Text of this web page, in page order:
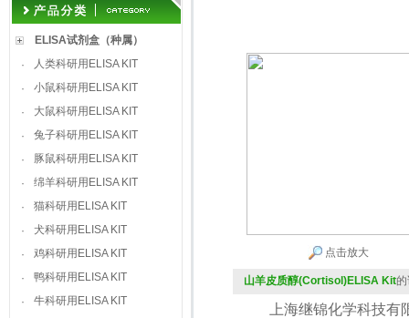
ELISA试剂盒（种属）
·
人类科研用ELISA KIT
·
小鼠科研用ELISA KIT
·
大鼠科研用ELISA KIT
·
兔子科研用ELISA KIT
·
豚鼠科研用ELISA KIT
·
绵羊科研用ELISA KIT
·
猫科研用ELISA KIT
·
犬科研用ELISA KIT
·
鸡科研用ELISA KIT
·
鸭科研用ELISA KIT
·
牛科研用ELISA KIT
点击放大
山羊皮质醇(Cortisol)ELISA Kit
上海继锦化学科技有